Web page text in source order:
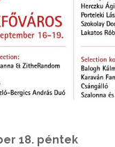
18. péntek